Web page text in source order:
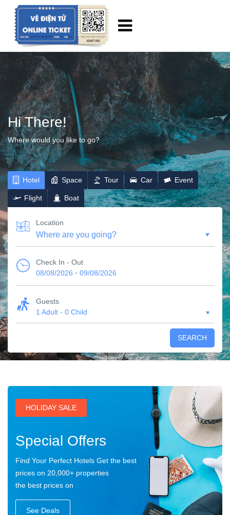
Hi There!
Where would you like to go?
Hotel Space Tour Car Event
Flight Boat
Location
Check In - Out
08/08/2026 - 09/08/2026
Guests
1 Adult - 0 Child
SEARCH
HOLIDAY SALE
Special Offers
Find Your Perfect Hotels Get the best
prices on 20,000+ properties
the best prices on
See Deals